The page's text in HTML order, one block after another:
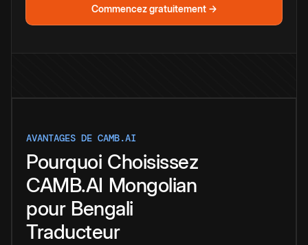
Commencez gratuitement →
AVANTAGES DE CAMB.AI
Pourquoi Choisissez
CAMB.AI Mongolian
pour Bengali
Traducteur